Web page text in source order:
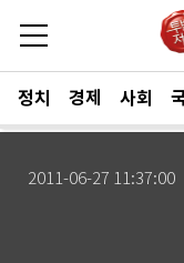
정치 경제 사회
2011-06-27 11:37:00